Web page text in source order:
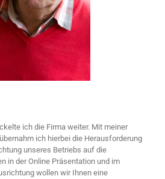
ich die Firma weiter. Mit meiner
ich hierbei die Herausforderung
unseres Betriebs auf die
in der Online Präsentation und im
wollen wir Ihnen eine